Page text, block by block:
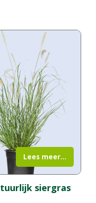
siergras
Lees meer...